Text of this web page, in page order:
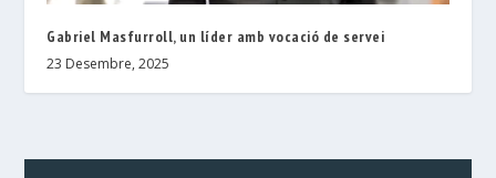
Gabriel Masfurroll, un líder amb vocació de servei
23 Desembre, 2025